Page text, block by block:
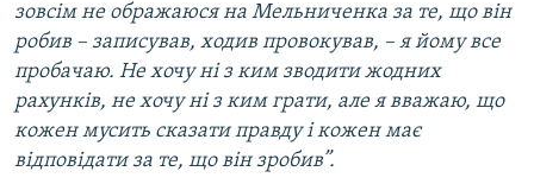
зовсім не ображаюся на Мельниченка за те, що він
робив – записував, ходив провокував, – я йому все
пробачаю. Не хочу ні з ким зводити жодних
рахунків, не хочу ні з ким грати, але я вважаю, що
кожен мусить сказати правду і кожен має
відповідати за те, що він зробив”.